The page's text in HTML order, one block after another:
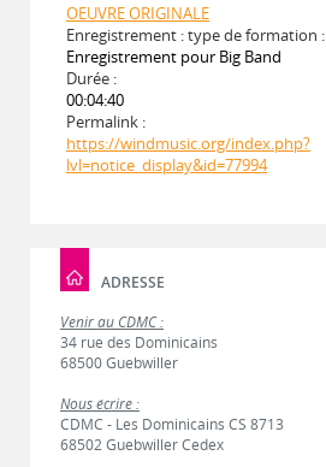
OEUVRE ORIGINALE
Enregistrement : type de formation :
Enregistrement pour Big Band
Durée :
00:04:40
Permalink :
https://windmusic.org/index.php?
lvl=notice_display&id=77994
ADRESSE
Venir au CDMC :
34 rue des Dominicains
68500 Guebwiller
Nous écrire :
CDMC - Les Dominicains CS 8713
68502 Guebwiller Cedex